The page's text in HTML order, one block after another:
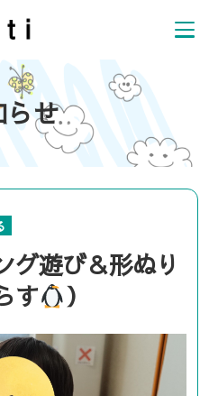
せ
グ遊び＆形ぬり
す
）